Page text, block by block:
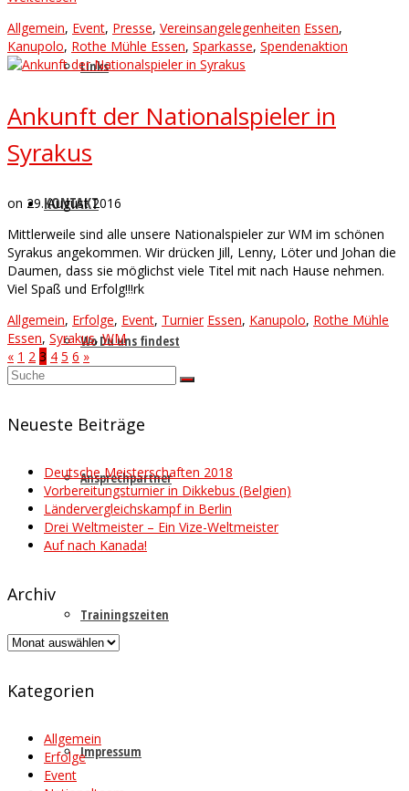
Links
KONTAKT
Wo Du uns findest
Ansprechpartner
Trainingszeiten
Impressum
Allgemein, Event, Presse, Vereinsangelegenheiten Essen,
Kanupolo, Rothe Mühle Essen, Sparkasse, Spendenaktion
Ankunft der Nationalspieler in
Syrakus
on 29. August 2016
Mittlerweile sind alle unsere Nationalspieler zur WM im schönen
Syrakus angekommen. Wir drücken Jill, Lenny, Löter und Johan die
Daumen, dass sie möglichst viele Titel mit nach Hause nehmen.
Viel Spaß und Erfolg!!!rk
Allgemein, Erfolge, Event, Turnier Essen, Kanupolo, Rothe Mühle
Essen, Syrakus,WM
« 1 2 3 4 5 6 »
Suche
Neueste Beiträge
Deutsche Meisterschaften 2018
Vorbereitungsturnier in Dikkebus (Belgien)
Ländervergleichskampf in Berlin
Drei Weltmeister – Ein Vize-Weltmeister
Auf nach Kanada!
Archiv
Archiv
Kategorien
Allgemein
Erfolge
Event